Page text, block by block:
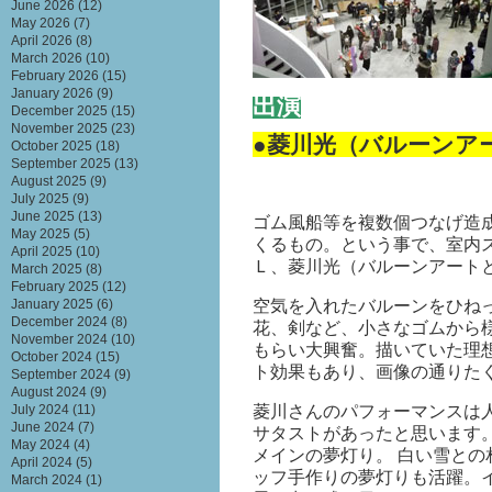
出演
●菱川光（バルーンア
ゴム風船等を複数個つなげ造
くるもの。という事で、室
Ｌ、菱川光（バルーンアート
空気を入れたバルーンをひね
花、剣など、小さなゴムから
もらい大興奮。描いていた理
ト効果もあり、画像の通りた
菱川さんのパフォーマンスは
サタストがあったと思います
メインの夢灯り。 白い雪と
ッフ手作りの夢灯りも活躍。
June 2026 (12)
May 2026 (7)
April 2026 (8)
March 2026 (10)
February 2026 (15)
January 2026 (9)
December 2025 (15)
November 2025 (23)
October 2025 (18)
September 2025 (13)
August 2025 (9)
July 2025 (9)
June 2025 (13)
May 2025 (5)
April 2025 (10)
March 2025 (8)
February 2025 (12)
January 2025 (6)
December 2024 (8)
November 2024 (10)
October 2024 (15)
September 2024 (9)
August 2024 (9)
July 2024 (11)
June 2024 (7)
May 2024 (4)
April 2024 (5)
March 2024 (1)